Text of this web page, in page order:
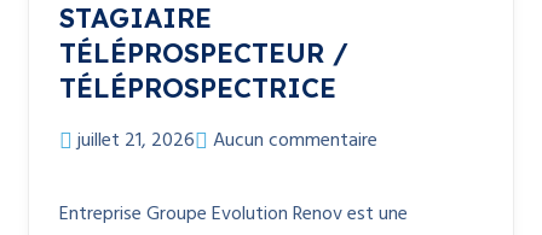
STAGIAIRE
TÉLÉPROSPECTEUR /
TÉLÉPROSPECTRICE
juillet 21, 2026 Aucun commentaire
Entreprise Groupe Evolution Renov est une